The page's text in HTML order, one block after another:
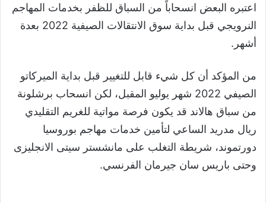
اعتبره البعض انسحاباً من السباق للظفر بخدمات المهاجم
النرويجي قبل بداية سوق الانتقالات الصيفية 2022 بعدة
أشهر.
من المؤكد أن كل شيء قابل للتغيير قبل بداية الميركاتو
الصيفي 2022 شهر يوليو المقبل، لكن انسحاب برشلونة
من سباق هالاند قد يكون فرصة مواتية للغريم التقليدي
ريال مدريد الساعي لتأمين خدمات مهاجم بوروسيا
دورتموند، شريطة التغلب على مانشستر سيتى الانجليزى
وحتى باريس سان جيرمان الفرنسي.